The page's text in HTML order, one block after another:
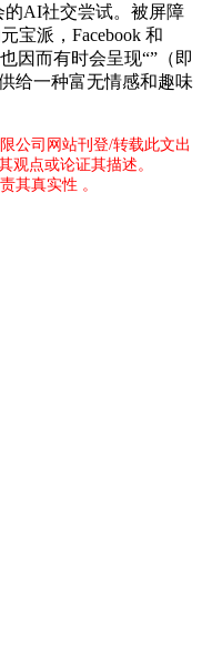
的AI社交尝试。被屏障
宝派，Facebook 和
因而有时会呈现“”（即
给一种富无情感和趣味
公司网站刊登/转载此文出
观点或论证其描述。
其真实性 。